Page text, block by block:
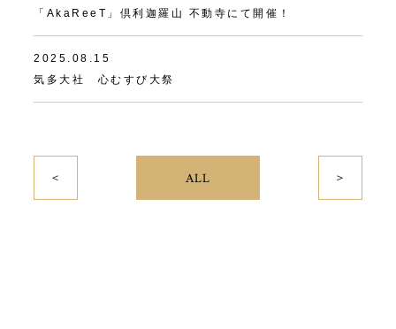
「AkaReeT」倶利迦羅山 不動寺にて開催！
2025.08.15
気多大社 心むすび大祭
＜ ALL ＞